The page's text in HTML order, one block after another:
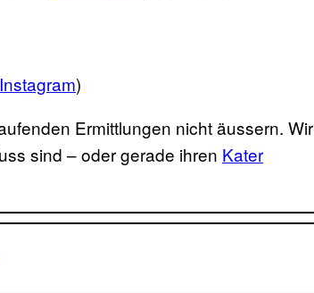
)
Ermittlungen nicht äussern. Wir
sind – oder gerade ihren Kater